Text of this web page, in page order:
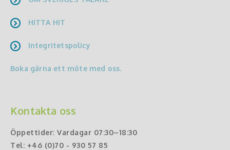
HITTA HIT
Integritetspolicy
Boka gärna ett möte med oss.
Kontakta oss
Öppettider: Vardagar 07:30–18:30
Tel: +46 (0)70 - 930 57 85